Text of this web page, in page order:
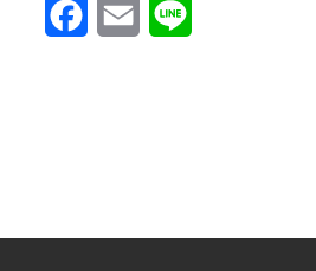
Facebook
Email